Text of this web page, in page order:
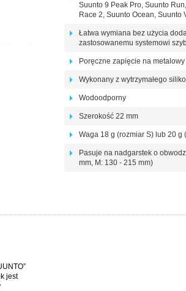
Suunto 9 Peak Pro, Suunto
Race 2, Suunto Ocean, Suunto
Łatwa wymiana bez użycia
zastosowanemu systemowi
Poręczne zapięcie na metalowy
Wykonany z wytrzymałego
Wodoodporny
Szerokość 22 mm
Waga 18 g (rozmiar S) lub 20 g
Pasuje na nadgarstek o
mm, M: 130 - 215 mm)
jest